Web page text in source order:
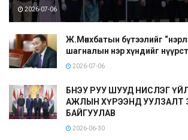
2026-07-06
Ж.Мөнхбатын бүтээлийг
шагналын нэр хүндийг
2026-07-06
БНЭУ РУУ ШУУД НИСЛЭГ
АЖЛЫН ХҮРЭЭНД УУЛЗАЛТ
БАЙГУУЛАВ
2026-06-30